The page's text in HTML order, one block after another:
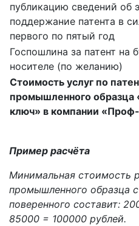
публикацию сведений об
поддержание патента в
первого по пятый год
Госпошлина за патент на
носителе (по желанию)
Стоимость услуг по
промышленного образца
ключ» в компании
Пример расчёта
Минимальная стоимость
промышленного образца
поверенного составит:
85000 = 100000 рублей.